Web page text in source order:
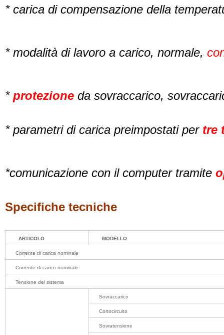
* carica di compensazione della
* modalità di lavoro a carico, normale,
*protezioneda sovraccarico,
* parametri di carica preimpostati pertre
*comunicazione con il computer tramite
Specifiche tecniche
ARTICOLO MODELLO
Corrente di carica nominale
Corrente di carico nominale
Tensione del sistema
Sovraccarico
Cortocircuito
Sovratensione